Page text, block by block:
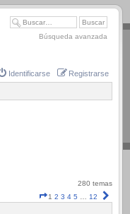
Búsqueda avanzada
Identificarse Registrarse
280 temas
Página
1 2 3 4 5 12